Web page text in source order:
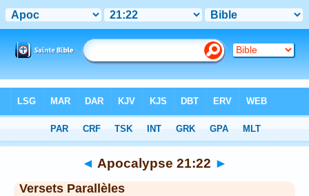
Chapitre 21 > Verset 22
◄ Apocalypse 21:22 ►
Versets Parallèles